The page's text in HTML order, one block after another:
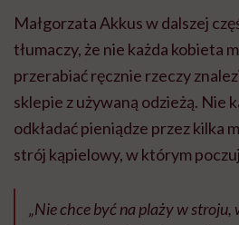
Małgorzata Akkus w dalszej
tłumaczy, że nie każda kobieta
przerabiać ręcznie rzeczy
sklepie z używaną odzieżą. Nie
odkładać pieniądze przez kilka
strój kąpielowy, w którym
„Nie chce być na plaży w